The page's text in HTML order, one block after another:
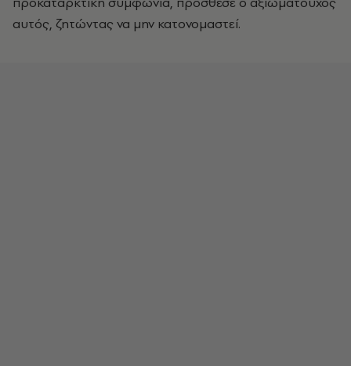
αυτός, ζητώντας να μην κατονομαστεί.